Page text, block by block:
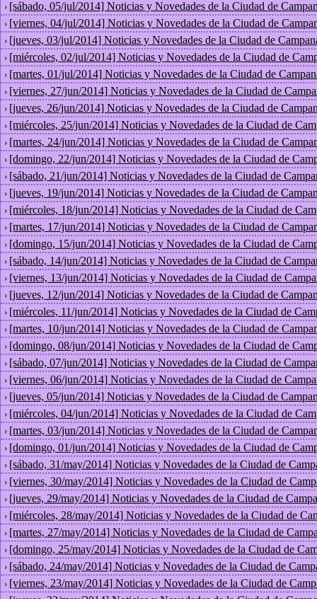
› [sábado, 05/jul/2014] Noticias y Novedades de la Ciudad de
› [viernes, 04/jul/2014] Noticias y Novedades de la Ciudad de
› [jueves, 03/jul/2014] Noticias y Novedades de la Ciudad de
› [miércoles, 02/jul/2014] Noticias y Novedades de la Ciudad de
› [martes, 01/jul/2014] Noticias y Novedades de la Ciudad de
› [viernes, 27/jun/2014] Noticias y Novedades de la Ciudad de
› [jueves, 26/jun/2014] Noticias y Novedades de la Ciudad de
› [miércoles, 25/jun/2014] Noticias y Novedades de la Ciudad de
› [martes, 24/jun/2014] Noticias y Novedades de la Ciudad de
› [domingo, 22/jun/2014] Noticias y Novedades de la Ciudad de
› [sábado, 21/jun/2014] Noticias y Novedades de la Ciudad de
› [jueves, 19/jun/2014] Noticias y Novedades de la Ciudad de
› [miércoles, 18/jun/2014] Noticias y Novedades de la Ciudad de
› [martes, 17/jun/2014] Noticias y Novedades de la Ciudad de
› [domingo, 15/jun/2014] Noticias y Novedades de la Ciudad de
› [sábado, 14/jun/2014] Noticias y Novedades de la Ciudad de
› [viernes, 13/jun/2014] Noticias y Novedades de la Ciudad de
› [jueves, 12/jun/2014] Noticias y Novedades de la Ciudad de
› [miércoles, 11/jun/2014] Noticias y Novedades de la Ciudad de
› [martes, 10/jun/2014] Noticias y Novedades de la Ciudad de
› [domingo, 08/jun/2014] Noticias y Novedades de la Ciudad de
› [sábado, 07/jun/2014] Noticias y Novedades de la Ciudad de
› [viernes, 06/jun/2014] Noticias y Novedades de la Ciudad de
› [jueves, 05/jun/2014] Noticias y Novedades de la Ciudad de
› [miércoles, 04/jun/2014] Noticias y Novedades de la Ciudad de
› [martes, 03/jun/2014] Noticias y Novedades de la Ciudad de
› [domingo, 01/jun/2014] Noticias y Novedades de la Ciudad de
› [sábado, 31/may/2014] Noticias y Novedades de la Ciudad de
› [viernes, 30/may/2014] Noticias y Novedades de la Ciudad de
› [jueves, 29/may/2014] Noticias y Novedades de la Ciudad de
› [miércoles, 28/may/2014] Noticias y Novedades de la Ciudad de
› [martes, 27/may/2014] Noticias y Novedades de la Ciudad de
› [domingo, 25/may/2014] Noticias y Novedades de la Ciudad de
› [sábado, 24/may/2014] Noticias y Novedades de la Ciudad de
› [viernes, 23/may/2014] Noticias y Novedades de la Ciudad de